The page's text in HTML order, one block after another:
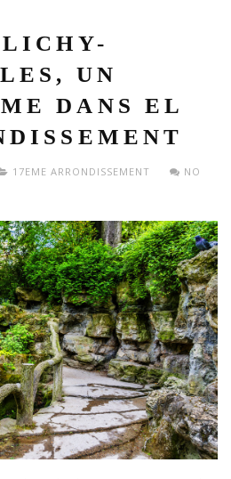
UN
DANS EL
17EME ARRONDISSEMENT
NO